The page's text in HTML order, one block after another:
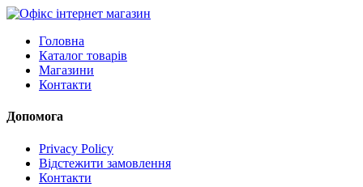
Головна
Каталог товарів
Магазини
Контакти
Допомога
Privacy Policy
Відстежити замовлення
Контакти